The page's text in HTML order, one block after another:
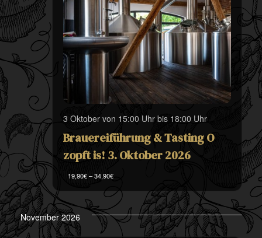
Brauereiführung & Tasting O
zopft is! 3. Oktober 2026
3 Oktober von 15:00 Uhrbis 18:00 Uhr
19,90€ – 34,90€
November 2026